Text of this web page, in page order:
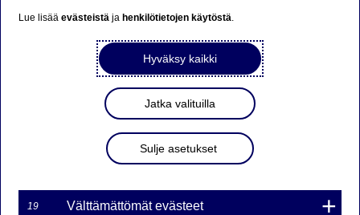
Stay on this page|Continue
Nordea Bank Oyj: Omien
osakkeiden takaisinosto
Lue lisääevästeistä ja henkilötietojen käytöstä.
Hyväksy kaikki
Jatka valituilla
Sulje asetukset
19 Välttämättömät evästeet